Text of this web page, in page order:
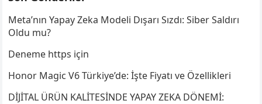
Meta’nın Yapay Zeka Modeli Dışarı Sızdı: Siber Saldırı
Oldu mu?
Deneme https için
Honor Magic V6 Türkiye’de: İşte Fiyatı ve Özellikleri
DİJİTAL ÜRÜN KALİTESİNDE YAPAY ZEKA DÖNEMİ: